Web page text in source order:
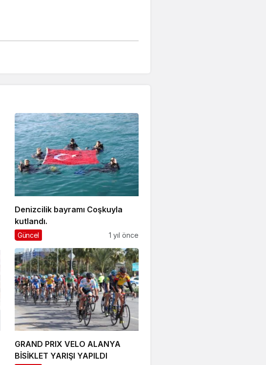
Denizcilik bayramı Coşkuyla
kutlandı.
Güncel 1 yıl önce
GRAND PRIX VELO ALANYA
BİSİKLET YARIŞI YAPILDI